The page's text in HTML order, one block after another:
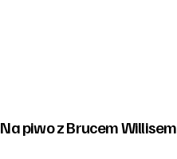
Na piwo z Brucem Willisem